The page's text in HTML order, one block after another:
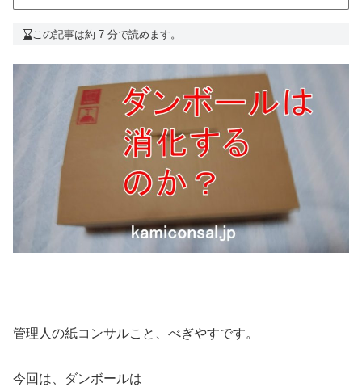
この記事は約 7 分で読めます。
管理人の紙コンサルこと、べぎやすです。
今回は、ダンボールは